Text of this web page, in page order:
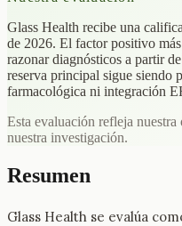
Glass Health recibe una
de 2026. El factor positivo
razonar diagnósticos a partir
reserva principal sigue siendo
farmacológica ni integración
Esta evaluación refleja
nuestra investigación.
Resumen
Glass Health se evalúa